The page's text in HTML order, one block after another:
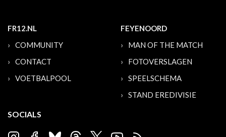
FR12.NL
COMMUNITY
CONTACT
VOETBALPOOL
FEYENOORD
MAN OF THE MATCH
FOTOVERSLAGEN
SPEELSCHEMA
STAND EREDIVISIE
SOCIALS